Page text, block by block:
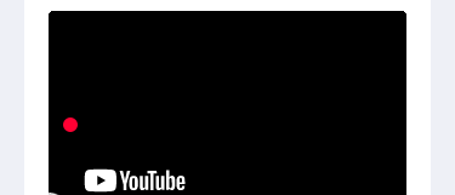
レストランサービス（公休8～9日／